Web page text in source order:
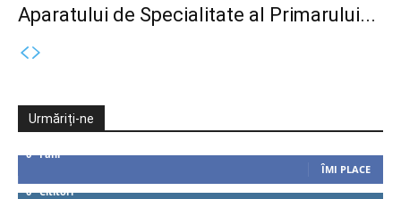
Aparatului de Specialitate al Primarului...
Urmăriți-ne
0 Fani
ÎMI PLACE
0 Cititori